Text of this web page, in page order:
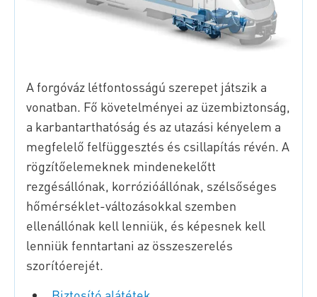
A forgóváz létfontosságú szerepet játszik a
vonatban. Fő követelményei az üzembiztonság,
a karbantarthatóság és az utazási kényelem a
megfelelő felfüggesztés és csillapítás révén. A
rögzítőelemeknek mindenekelőtt
rezgésállónak, korrózióállónak, szélsőséges
hőmérséklet-változásokkal szemben
ellenállónak kell lenniük, és képesnek kell
lenniük fenntartani az összeszerelés
szorítóerejét.